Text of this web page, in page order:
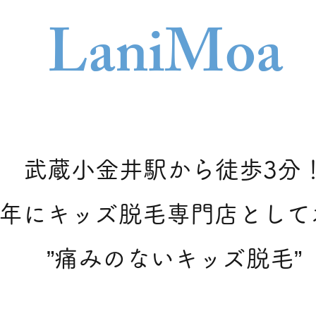
LaniMoa
武蔵小金井駅から徒歩3分
にキッズ脱毛専門店とし
​”痛みのないキッズ脱毛”